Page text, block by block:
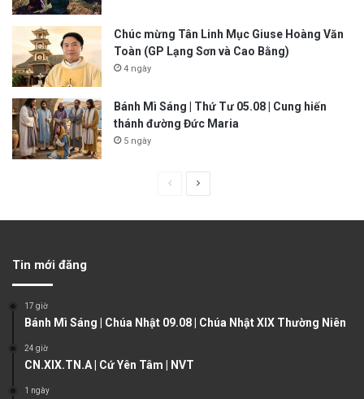
Chúc mừng Tân Linh Mục Giuse Hoàng Văn
Toàn (GP Lạng Sơn và Cao Bằng)
4 ngày
Bánh Mì Sáng | Thứ Tư 05.08 | Cung hiến
thánh đường Đức Maria
5 ngày
u
p
g
Tin mới đăng
17 giờ
Bánh Mì Sáng | Chúa Nhật 09.08 | Chúa Nhật XIX Thường Niên
24 giờ
CN.XIX.TN.A | Cứ Yên Tâm | NVT
1 ngày